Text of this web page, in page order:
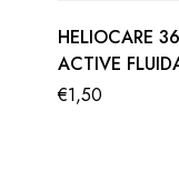
HELIOCARE
ACTIVE
ML
€1,50